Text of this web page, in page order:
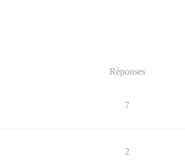
Réponses
7
2